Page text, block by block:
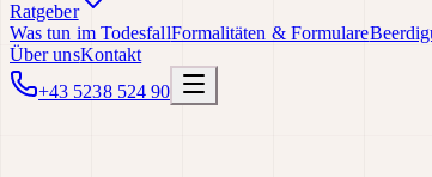
Ratgeber
Was tun im TodesfallFormalitäten & Formulare
Über unsKontakt
+43 5238 524 90